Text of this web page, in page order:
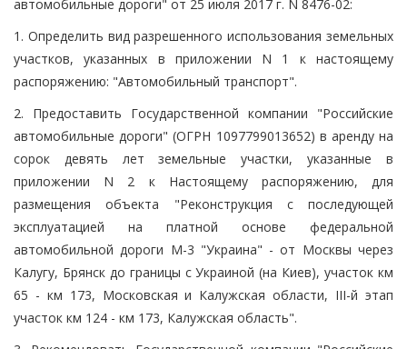
автомобильные дороги" от 25 июля 2017 г. N 8476-02:
1. Определить вид разрешенного использования земельных
участков, указанных в приложении N 1 к настоящему
распоряжению: "Автомобильный транспорт".
2. Предоставить Государственной компании "Российские
автомобильные дороги" (ОГРН 1097799013652) в аренду на
сорок девять лет земельные участки, указанные в
приложении N 2 к Настоящему распоряжению, для
размещения объекта "Реконструкция с последующей
эксплуатацией на платной основе федеральной
автомобильной дороги М-3 "Украина" - от Москвы через
Калугу, Брянск до границы с Украиной (на Киев), участок км
65 - км 173, Московская и Калужская области, III-й этап
участок км 124 - км 173, Калужская область".